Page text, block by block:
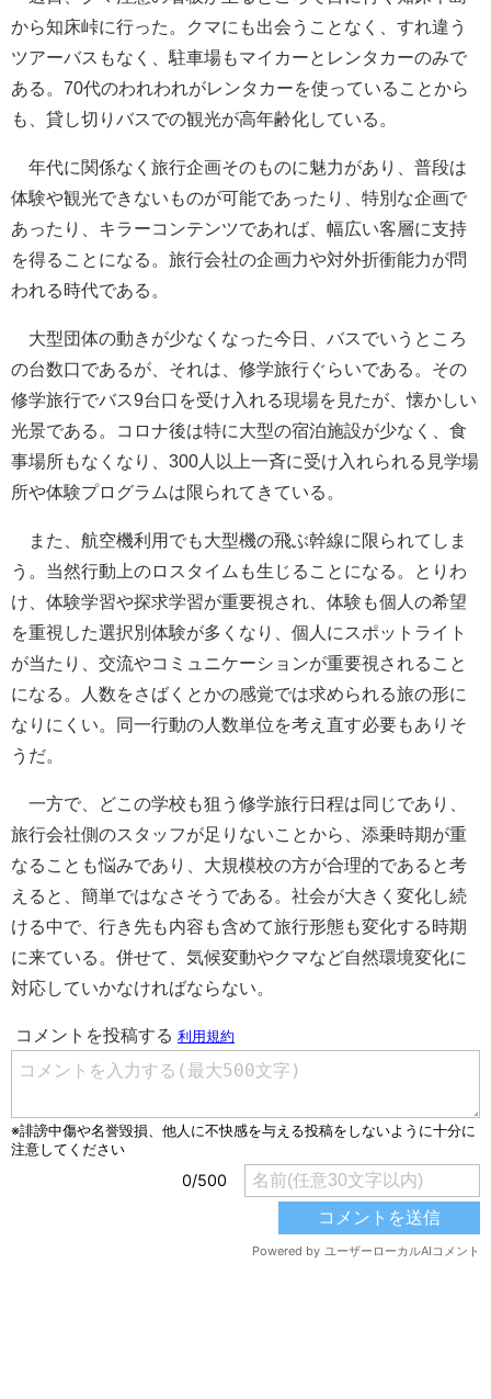
から知床峠に行った。クマにも出会うことなく、すれ違う
ツアーバスもなく、駐車場もマイカーとレンタカーのみで
ある。70代のわれわれがレンタカーを使っていることから
も、貸し切りバスでの観光が高年齢化している。
年代に関係なく旅行企画そのものに魅力があり、普段は
体験や観光できないものが可能であったり、特別な企画で
あったり、キラーコンテンツであれば、幅広い客層に支持
を得ることになる。旅行会社の企画力や対外折衝能力が問
われる時代である。
大型団体の動きが少なくなった今日、バスでいうところ
の台数口であるが、それは、修学旅行ぐらいである。その
修学旅行でバス9台口を受け入れる現場を見たが、懐かしい
光景である。コロナ後は特に大型の宿泊施設が少なく、食
事場所もなくなり、300人以上一斉に受け入れられる見学場
所や体験プログラムは限られてきている。
また、航空機利用でも大型機の飛ぶ幹線に限られてしま
う。当然行動上のロスタイムも生じることになる。とりわ
け、体験学習や探求学習が重要視され、体験も個人の希望
を重視した選択別体験が多くなり、個人にスポットライト
が当たり、交流やコミュニケーションが重要視されること
になる。人数をさばくとかの感覚では求められる旅の形に
なりにくい。同一行動の人数単位を考え直す必要もありそ
うだ。
一方で、どこの学校も狙う修学旅行日程は同じであり、
旅行会社側のスタッフが足りないことから、添乗時期が重
なることも悩みであり、大規模校の方が合理的であると考
えると、簡単ではなさそうである。社会が大きく変化し続
ける中で、行き先も内容も含めて旅行形態も変化する時期
に来ている。併せて、気候変動やクマなど自然環境変化に
対応していかなければならない。